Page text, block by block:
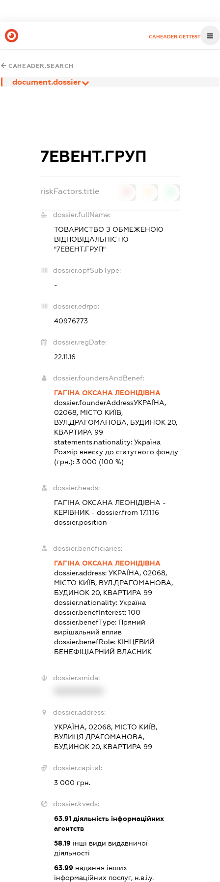
CAHEADER.GETTEST
CAHEADER.SEARCH
document.dossier
7ЕВЕНТ.ГРУП
riskFactors.title
dossier.fullName:
ТОВАРИСТВО З ОБМЕЖЕНОЮ
ВІДПОВІДАЛЬНІСТЮ
"7ЕВЕНТ.ГРУП"
dossier.opfSubType:
-
dossier.edrpo:
40976773
dossier.regDate:
22.11.16
dossier.foundersAndBenef:
ГАГІНА ОКСАНА ЛЕОНІДІВНА
dossier.founderAddressУКРАЇНА,
02068, МІСТО КИЇВ,
ВУЛ.ДРАГОМАНОВА, БУДИНОК 20,
КВАРТИРА 99
statements.nationality:Україна
Розмір внеску до статутного фонду
(грн.):3 000 (100 %)
dossier.heads:
ГАГІНА ОКСАНА ЛЕОНІДІВНА -
КЕРІВНИК - dossier.from 17.11.16
dossier.position -
dossier.beneficiaries:
ГАГІНА ОКСАНА ЛЕОНІДІВНА
dossier.address:УКРАЇНА, 02068,
МІСТО КИЇВ, ВУЛ.ДРАГОМАНОВА,
БУДИНОК 20, КВАРТИРА 99
dossier.nationality:Україна
dossier.benefInterest:100
dossier.benefType: Прямий
вирішальний вплив
dossier.benefRole: КІНЦЕВИЙ
БЕНЕФІЦІАРНИЙ ВЛАСНИК
dossier.smida:
dossier.address:
УКРАЇНА, 02068, МІСТО КИЇВ,
ВУЛИЦЯ ДРАГОМАНОВА,
БУДИНОК 20, КВАРТИРА 99
dossier.capital:
3 000 грн.
dossier.kveds:
63.91 діяльність інформаційних
агентств
58.19 інші види видавничої
діяльності
63.99 надання інших
інформаційних послуг, н.в.і.у.